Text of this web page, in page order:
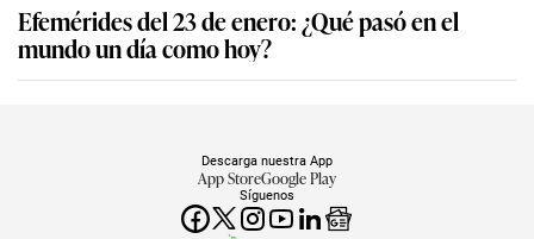
Efemérides del 23 de enero: ¿Qué pasó en el
mundo un día como hoy?
Síguenos
Descarga nuestra App
App StoreGoogle Play